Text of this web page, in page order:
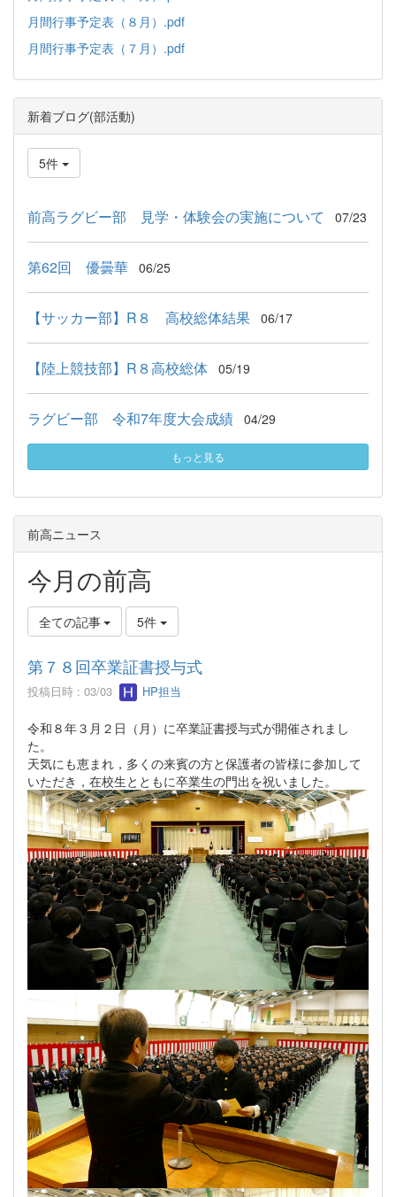
月間行事予定表（８月）.pdf
月間行事予定表（７月）.pdf
新着ブログ(部活動)
5件
前高ラグビー部 見学・体験会の実施について 07/23
第62回 優曇華 06/25
【サッカー部】R８ 高校総体結果 06/17
【陸上競技部】R８高校総体 05/19
ラグビー部 令和7年度大会成績 04/29
もっと見る
前高ニュース
今月の前高
全ての記事 5件
第７８回卒業証書授与式
投稿日時 : 03/03 HP担当
令和８年３月２日（月）に卒業証書授与式が開催されまし
た。
天気にも恵まれ，多くの来賓の方と保護者の皆様に参加して
いただき，在校生とともに卒業生の門出を祝いました。